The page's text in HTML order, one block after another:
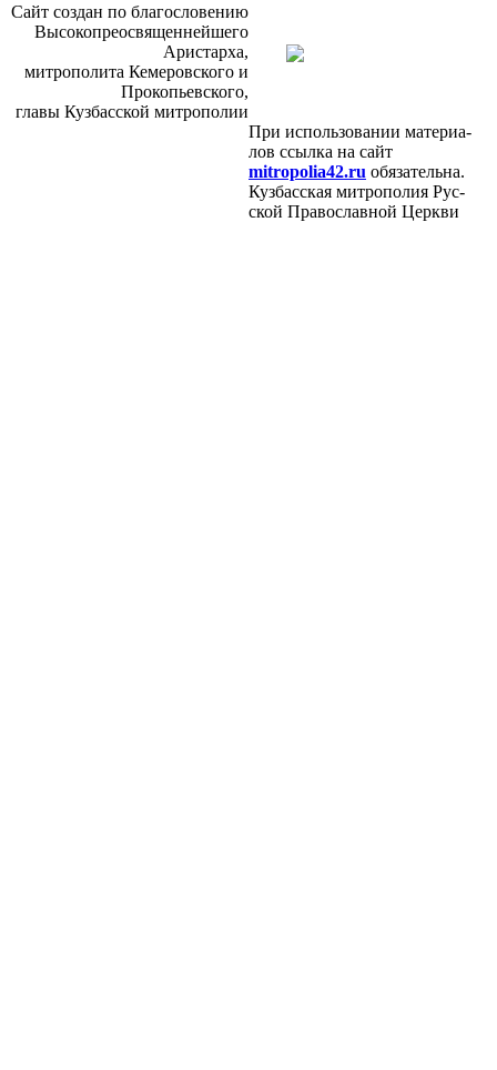
Сайт со­здан по бла­го­сло­ве­нию
Вы­со­ко­прео­свя­щен­ней­ше­го
Ари­стар­ха,
мит­ро­по­ли­та Ке­ме­ров­ско­го и
Про­ко­пьев­ско­го,
гла­вы Куз­бас­ской мит­ро­по­лии
При ис­поль­зо­ва­нии ма­те­ри­а­
лов ссыл­ка на сайт
mitropolia42.ru обя­за­тель­на.
Куз­бас­ская мит­ро­по­лия Рус­
ской Пра­во­слав­ной Церк­ви